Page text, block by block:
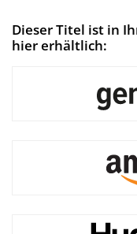
Dieser Titel ist in
hier erhältlich: